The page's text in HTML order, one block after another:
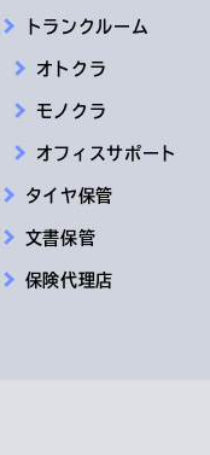
トランクルーム
オトクラ
モノクラ
オフィスサポート
タイヤ保管
文書保管
保険代理店